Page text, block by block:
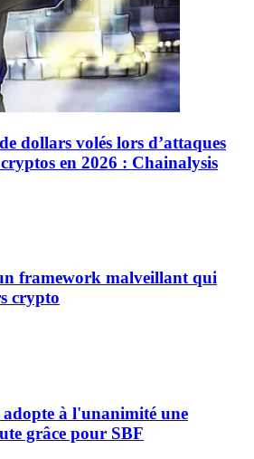
dollars volés lors d’attaques
en 2026 : Chainalysis
framework malveillant qui
crypto
à l'unanimité une
grâce pour SBF